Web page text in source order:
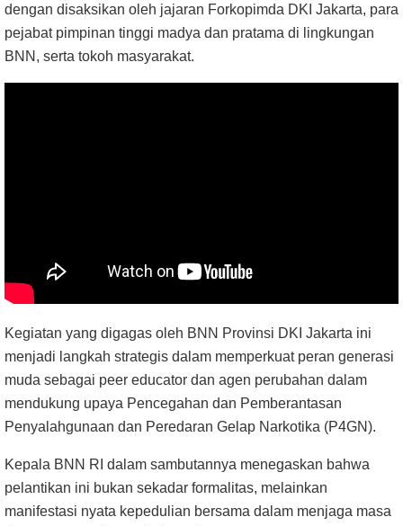
dengan disaksikan oleh jajaran Forkopimda DKI Jakarta, para
pejabat pimpinan tinggi madya dan pratama di lingkungan
BNN, serta tokoh masyarakat.
Kegiatan yang digagas oleh BNN Provinsi DKI Jakarta ini
menjadi langkah strategis dalam memperkuat peran generasi
muda sebagai peer educator dan agen perubahan dalam
mendukung upaya Pencegahan dan Pemberantasan
Penyalahgunaan dan Peredaran Gelap Narkotika (P4GN).
Kepala BNN RI dalam sambutannya menegaskan bahwa
pelantikan ini bukan sekadar formalitas, melainkan
manifestasi nyata kepedulian bersama dalam menjaga masa